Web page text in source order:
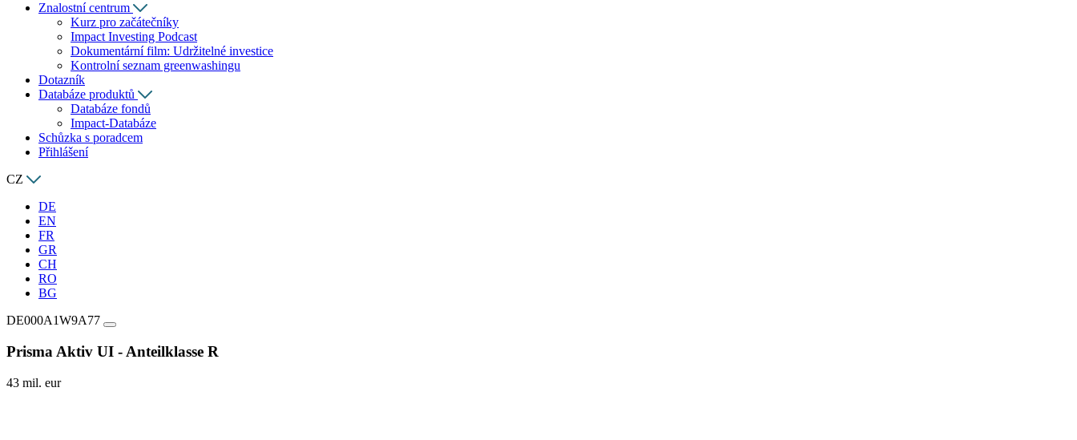
Znalostní centrum
Kurz pro začátečníky
Impact Investing Podcast
Dokumentární film: Udržitelné investice
Kontrolní seznam greenwashingu
Dotazník
Databáze produktů
Databáze fondů
Impact-Databáze
Schůzka s poradcem
Přihlášení
CZ
DE
EN
FR
GR
CH
RO
BG
DE000A1W9A77
Prisma Aktiv UI - Anteilklasse R
43 mil. eur